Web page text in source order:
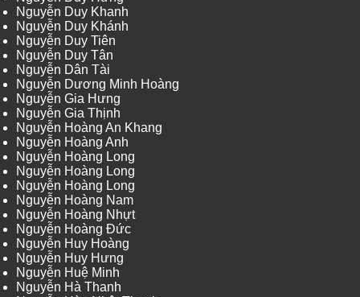
Nguyễn Duy Khanh
Nguyễn Duy Khánh
Nguyễn Duy Tiên
Nguyễn Duy Tân
Nguyễn Dân Tài
Nguyễn Dương Minh Hoàng
Nguyễn Gia Hưng
Nguyễn Gia Thịnh
Nguyễn Hoàng An Khang
Nguyễn Hoàng Anh
Nguyễn Hoàng Long
Nguyễn Hoàng Long
Nguyễn Hoàng Long
Nguyễn Hoàng Nam
Nguyễn Hoàng Nhựt
Nguyễn Hoàng Đức
Nguyễn Huy Hoàng
Nguyễn Huy Hưng
Nguyễn Huệ Minh
Nguyễn Hà Thanh